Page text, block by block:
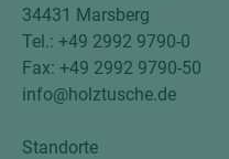
34431 Marsberg
Tel.: +49 2992 9790-0
Fax: +49 2992 9790-50
info@holztusche.de
Standorte